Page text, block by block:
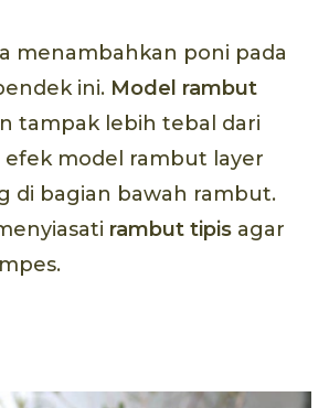
menambahkan poni pada
ini. Model rambut
tampak lebih tebal dari
efek model rambut layer
di bagian bawah rambut.
rambut tipis agar